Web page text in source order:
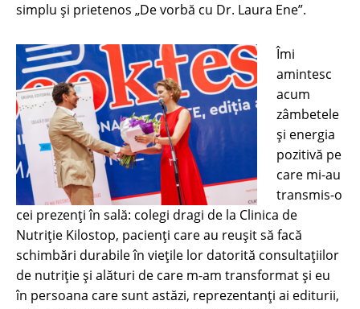
simplu și prietenos „De vorbă cu Dr. Laura Ene”.
Îmi
amintesc
acum
zâmbetele
și energia
pozitivă pe
care mi-au
transmis-o
cei prezenți în sală: colegi dragi de la Clinica de
Nutriție Kilostop, pacienți care au reușit să facă
schimbări durabile în viețile lor datorită consultațiilor
de nutriție și alături de care m-am transformat și eu
în persoana care sunt astăzi, reprezentanți ai editurii,